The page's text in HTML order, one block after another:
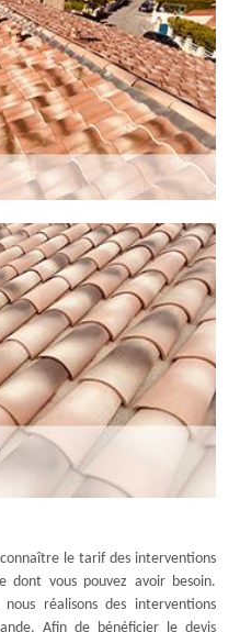
le tarif des interventions
vous pouvez avoir besoin.
réalisons des interventions
Afin de bénéficier le devis